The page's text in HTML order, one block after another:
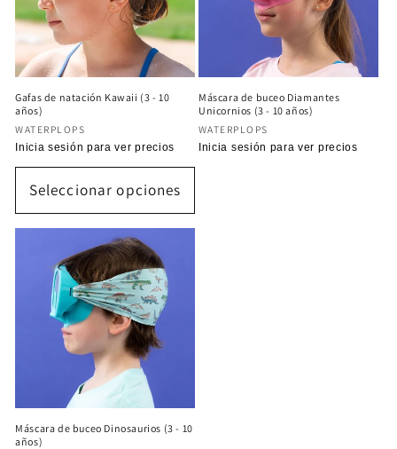
Gafas de natación Kawaii (3 - 10
años)
Proveedor:
WATERPLOPS
Precio
habitual
Inicia sesión para ver precios
Seleccionar opciones
Máscara de buceo Diamantes
Unicornios (3 - 10 años)
Proveedor:
WATERPLOPS
Precio
Inicia sesión para ver precios
Máscara de buceo Dinosaurios (3 - 10
años)